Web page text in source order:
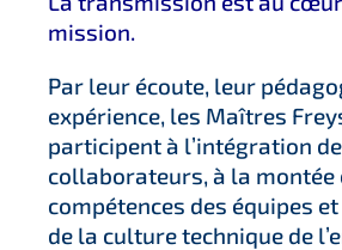
mission.
Par leur écoute, leur
expérience, les Maîtres
participent à l’intégration
collaborateurs, à la montée
compétences des équipes
de la culture technique de